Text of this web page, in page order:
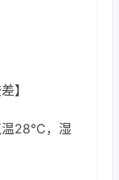
】
温28℃，湿